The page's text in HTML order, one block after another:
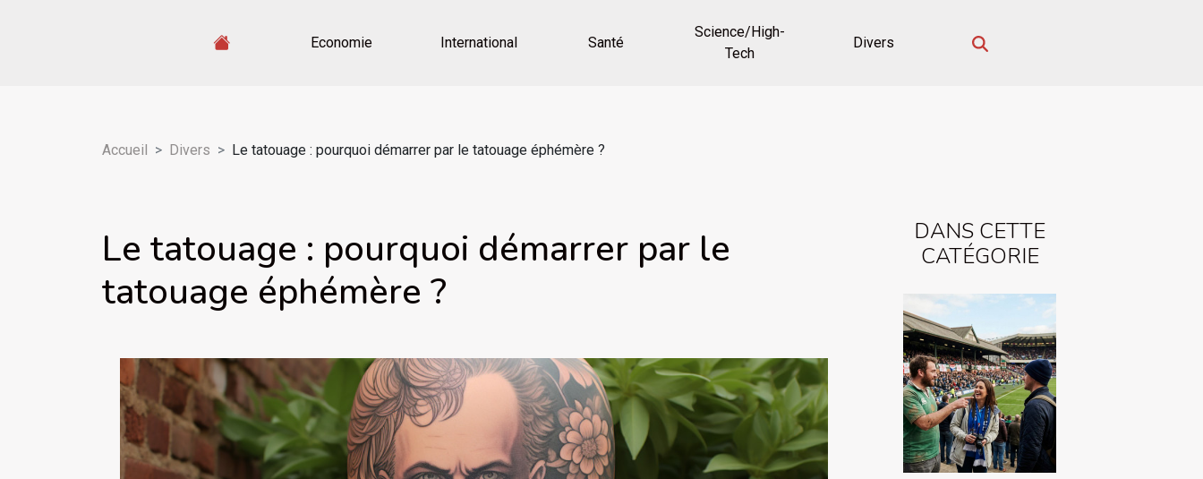
Economie International Santé
Science/High-
Tech
Divers
Accueil Divers Le tatouage : pourquoi démarrer par le tatouage éphémère ?
Le tatouage : pourquoi démarrer par le
tatouage éphémère ?
DANS CETTE
CATÉGORIE